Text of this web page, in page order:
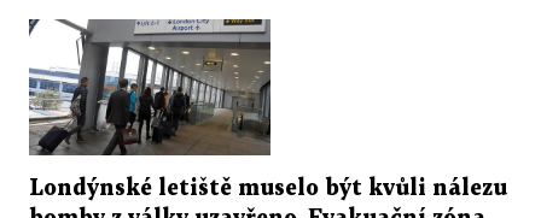
Londýnské letiště muselo být kvůli nálezu